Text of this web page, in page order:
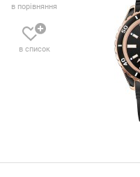
в порівняння
в список